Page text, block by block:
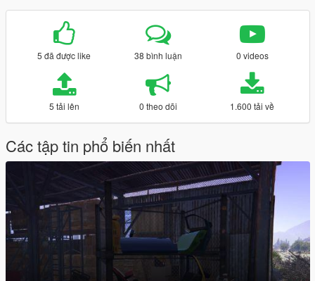
5 đã được like 38 bình luận 0 videos
5 tải lên 0 theo dõi 1.600 tải về
Các tập tin phổ biến nhất